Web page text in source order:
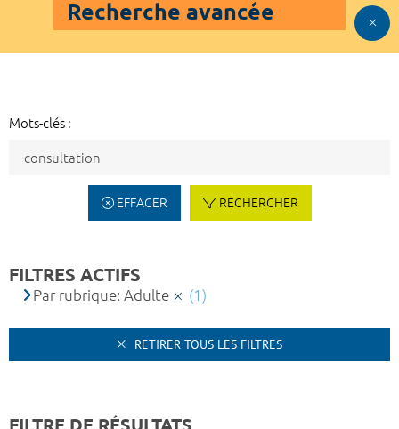
Recherche avancée
Mots-clés :
EFFACER RECHERCHER
FILTRES ACTIFS
Par rubrique: Adulte (1)
RETIRER TOUS LES FILTRES